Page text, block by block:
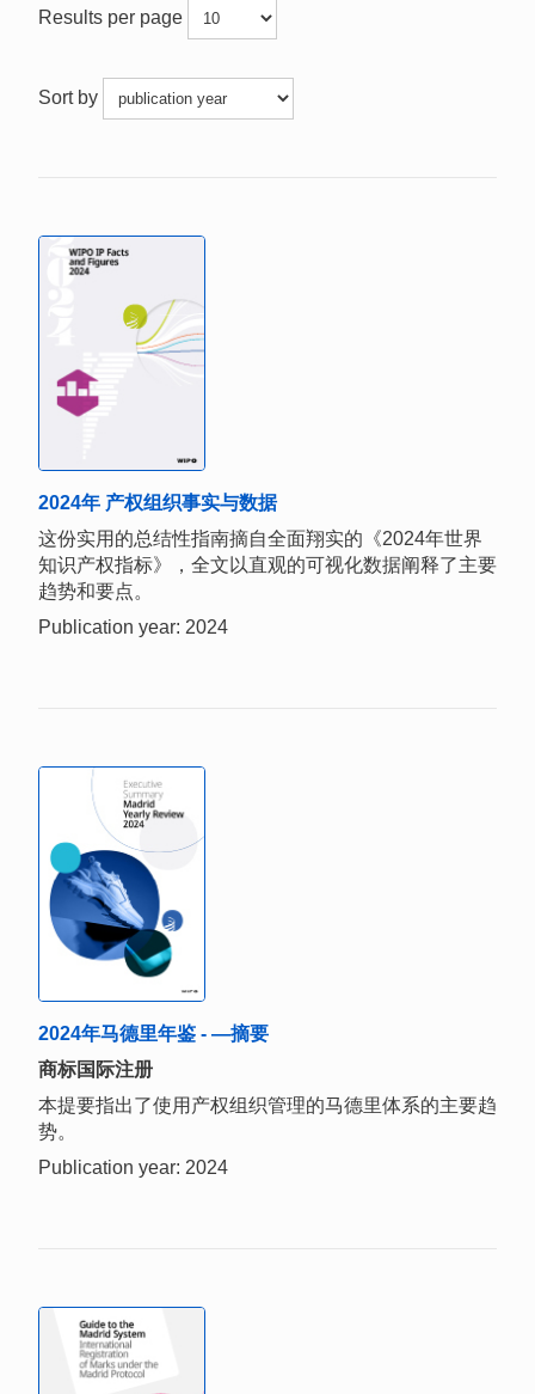
Results per page
Sort by
2024年 产权组织事实与数据
这份实用的总结性指南摘自全面翔实的《2024年世界
知识产权指标》，全文以直观的可视化数据阐释了主要
趋势和要点。
Publication year: 2024
2024年马德里年鉴 - —摘要
商标国际注册
本提要指出了使用产权组织管理的马德里体系的主要趋
势。
Publication year: 2024